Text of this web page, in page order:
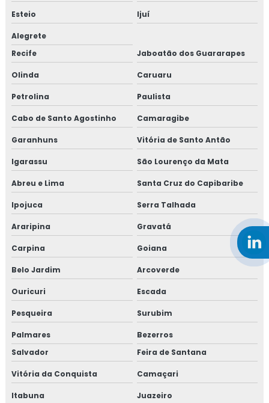
Esteio Ijuí
Alegrete
Recife
Jaboatão dos Guararapes
Olinda Caruaru
Petrolina Paulista
Cabo de Santo Agostinho Camaragibe
Garanhuns Vitória de Santo Antão
Igarassu São Lourenço da Mata
Abreu e Lima Santa Cruz do Capibaribe
Ipojuca Serra Talhada
Araripina Gravatá
Carpina Goiana
Belo Jardim Arcoverde
Ouricuri Escada
Pesqueira Surubim
Palmares
Bezerros
Salvador
Feira de Santana
Vitória da Conquista Camaçari
Itabuna Juazeiro